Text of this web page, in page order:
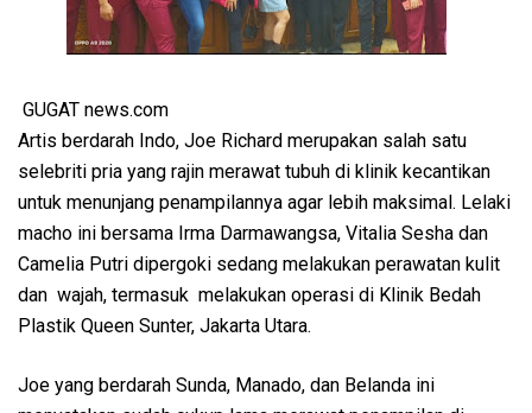
GUGAT news.com
Artis berdarah Indo, Joe Richard merupakan salah satu
selebriti pria yang rajin merawat tubuh di klinik kecantikan
untuk menunjang penampilannya agar lebih maksimal. Lelaki
macho ini bersama Irma Darmawangsa, Vitalia Sesha dan
Camelia Putri dipergoki sedang melakukan perawatan kulit
dan wajah, termasuk melakukan operasi di Klinik Bedah
Plastik Queen Sunter, Jakarta Utara.
Joe yang berdarah Sunda, Manado, dan Belanda ini